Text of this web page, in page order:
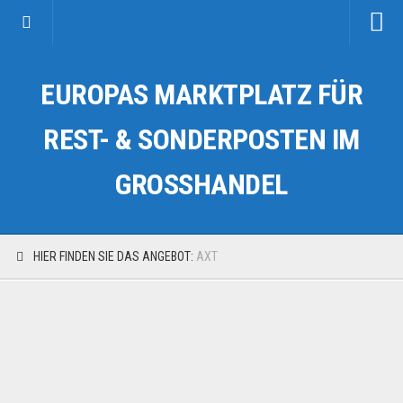
Kategorien
Auto & Motorrad
Fahrzeuge & Transport
EUROPAS MARKTPLATZ FÜR
REST- & SONDERPOSTEN IM
GROSSHANDEL
HIER FINDEN SIE DAS ANGEBOT: AXT